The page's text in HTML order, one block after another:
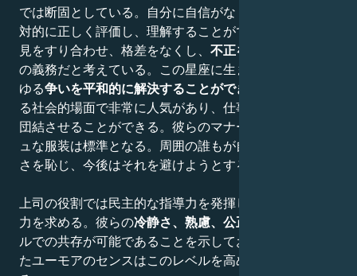
では断固としている。自分に自信がなくても、他人を絶
対的に正しく評価し、理解することができる。異なる意
見をすり合わせ、格差をなくし、 不正を防ぐ
の義務だと考えている。この星座に生まれた人は、あら
ゆる争いを平和的に解決することができる
る社会的場面で非常に人気があり、仕事や遊びで人々を
団結させることができる。彼らのマナーやスタイリッシ
ュな服装は標準となる。周囲の誰もが自分の欠点や不潔
さを恥じ、今後はそれを避けようとするだろう。
上司の役割では民主的な指導力を発揮し、従属よりも協
力を求める。彼らの冷静さ、熟慮、公正
ルでの共存が可能であることを示しており、一風変わっ
たユーモアのセンスはこのレベルを高めるスパイスとな